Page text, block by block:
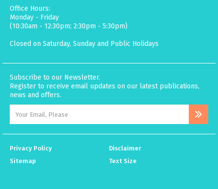
Office Hours:
Monday - Friday
(10:30am - 12:30pm; 2:30pm - 5:30pm)
Closed on Saturday, Sunday and Public Holidays
Subscribe to our Newsletter.
Register to receive email updates on our latest publications,
news and offers.
Privacy Policy
Disclaimer
Sitemap
Text Size